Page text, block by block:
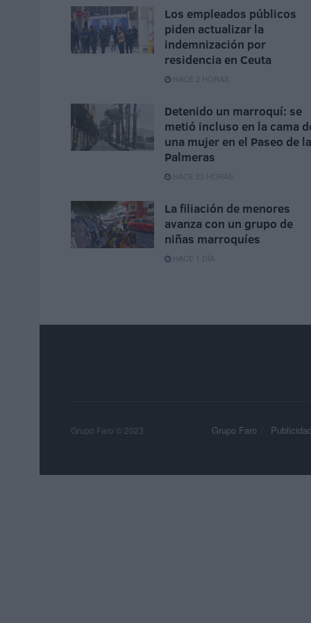
Los empleados públicos
piden actualizar la
indemnización por
residencia en Ceuta
HACE 2 HORAS
Detenido un marroquí: se
metió incluso en la cama
una mujer en el Paseo de
Palmeras
HACE 23 HORAS
La filiación de menores
avanza con un grupo de
niñas marroquíes
HACE 1 DÍA
Grupo Faro Publicidad
Grupo Faro © 2023